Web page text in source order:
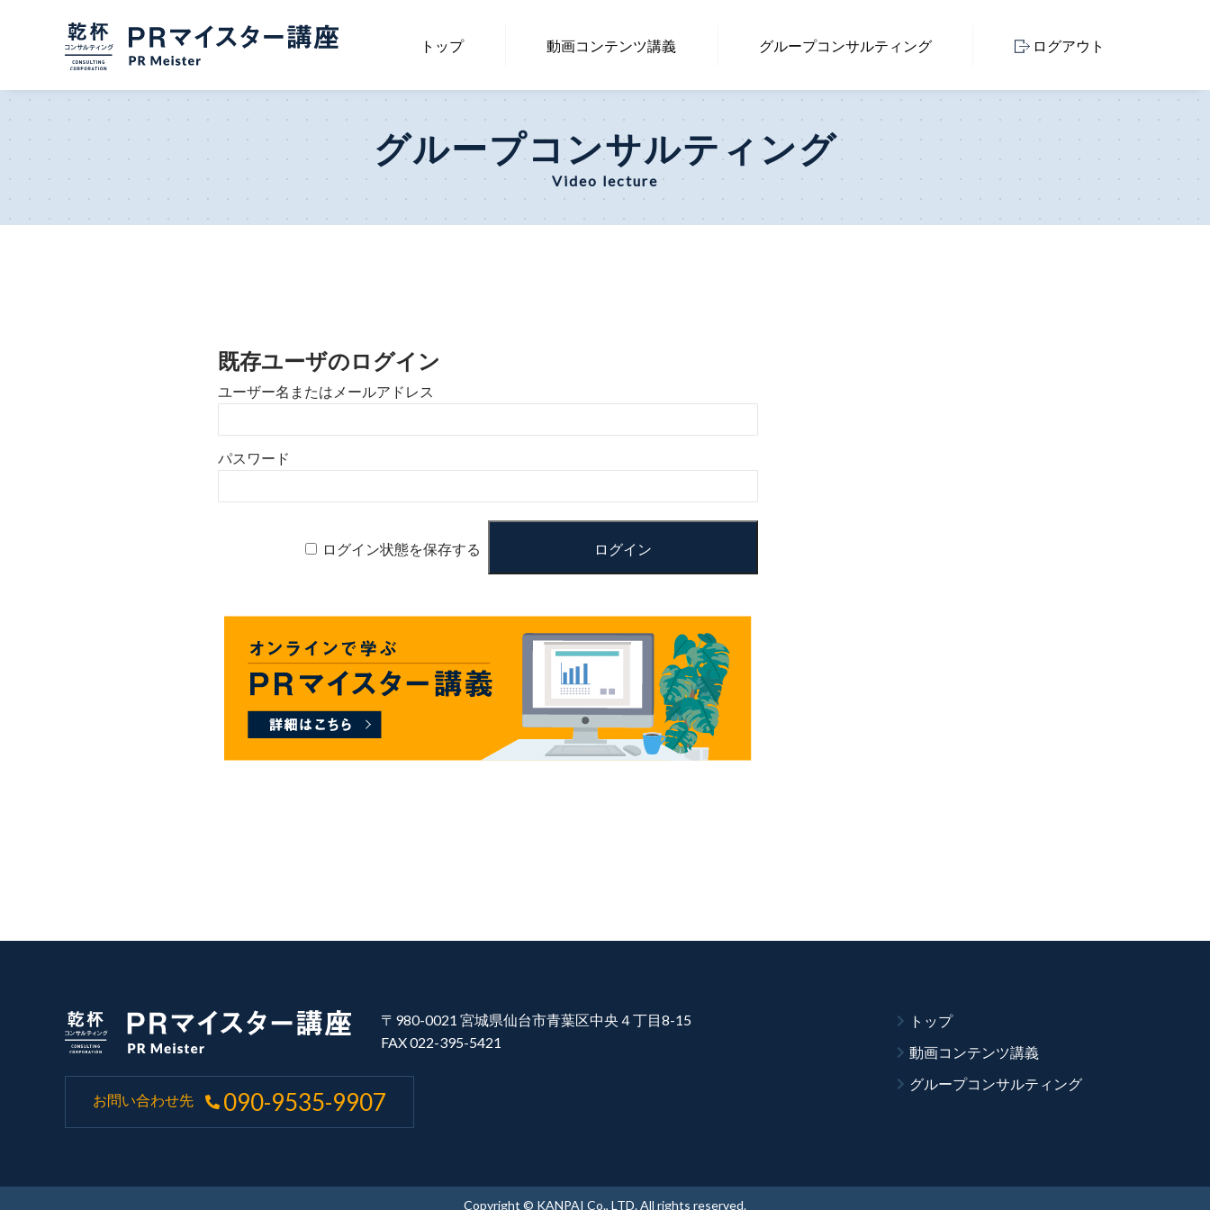
トップ 動画コンテンツ講義 グループコンサルティング ログアウト
グループコンサルティング
Video lecture
既存ユーザのログイン
ユーザー名またはメールアドレス
パスワード
ログイン状態を保存する
トップ
動画コンテンツ講義
グループコンサルティング
〒980-0021 宮城県仙台市青葉区中央４丁目8-15
FAX 022-395-5421
お問い合わせ先 090-9535-9907
Copyright © KANPAI Co., LTD. All rights reserved.